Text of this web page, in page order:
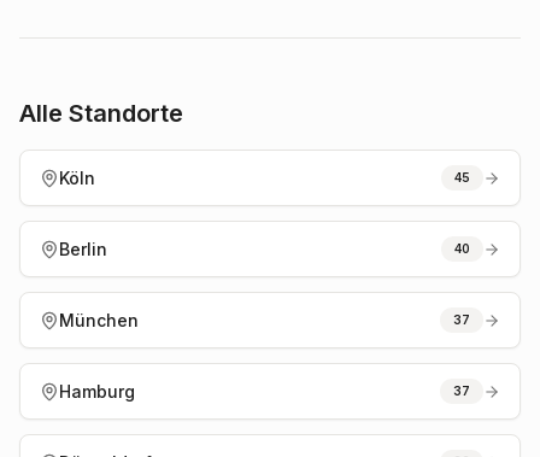
Alle Standorte
Köln 45
Berlin 40
München 37
Hamburg 37